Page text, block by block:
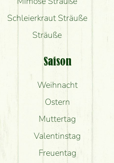
Schleierkraut Sträuße
Sträuße
Saison
Weihnacht
Ostern
Muttertag
Valentinstag
Freuentag